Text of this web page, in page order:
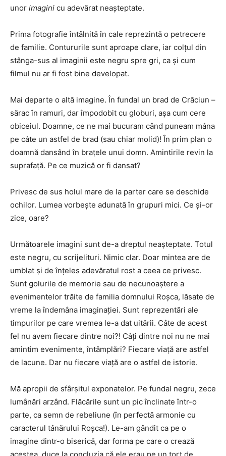
unor imagini cu adevărat neașteptate.
Prima fotografie întâlnită în cale reprezintă o petrecere
de familie. Contururile sunt aproape clare, iar colțul din
stânga-sus al imaginii este negru spre gri, ca și cum
filmul nu ar fi fost bine developat.
Mai departe o altă imagine. În fundal un brad de Crăciun –
sărac în ramuri, dar împodobit cu globuri, așa cum cere
obiceiul. Doamne, ce ne mai bucuram când puneam mâna
pe câte un astfel de brad (sau chiar molid)! În prim plan o
doamnă dansând în brațele unui domn. Amintirile revin la
suprafață. Pe ce muzică or fi dansat?
Privesc de sus holul mare de la parter care se deschide
ochilor. Lumea vorbește adunată în grupuri mici. Ce și-or
zice, oare?
Următoarele imagini sunt de-a dreptul neașteptate. Totul
este negru, cu scrijelituri. Nimic clar. Doar mintea are de
umblat și de înțeles adevăratul rost a ceea ce privesc.
Sunt golurile de memorie sau de necunoaștere a
evenimentelor trăite de familia domnului Roșca, lăsate de
vreme la îndemâna imaginației. Sunt reprezentări ale
timpurilor pe care vremea le-a dat uitării. Câte de acest
fel nu avem fiecare dintre noi?! Câți dintre noi nu ne mai
amintim evenimente, întâmplări? Fiecare viață are astfel
de lacune. Dar nu fiecare viață are o astfel de istorie.
Mă apropii de sfârșitul exponatelor. Pe fundal negru, zece
lumânări arzând. Flăcările sunt un pic înclinate într-o
parte, ca semn de rebeliune (în perfectă armonie cu
caracterul tânărului Roșca!). Le-am gândit ca pe o
imagine dintr-o biserică, dar forma pe care o crează
acestea, duce la concluzia că ele erau pe un tort de